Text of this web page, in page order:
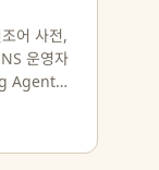
어 사전,
운영자
Agent
적 사용
가이드